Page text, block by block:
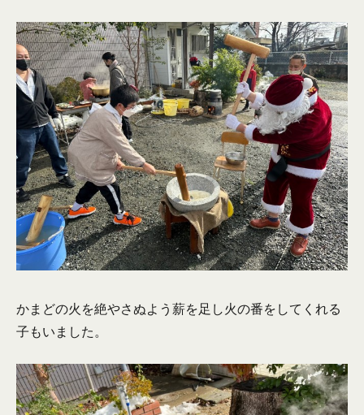
かまどの火を絶やさぬよう薪を足し火の番をしてくれる
子もいました。